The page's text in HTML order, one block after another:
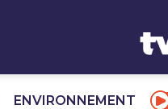
ENVIRONNEMENT